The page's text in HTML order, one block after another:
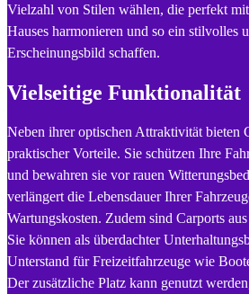
Vielzahl von Stilen wählen, die perfekt
Hauses harmonieren und so ein stilvolles
Erscheinungsbild schaffen.
Vielseitige Funktionalität
Neben ihrer optischen Attraktivität bieten
praktischer Vorteile. Sie schützen Ihre
und bewahren sie vor rauen
verlängert die Lebensdauer Ihrer
Wartungskosten. Zudem sind Carports
Sie können als überdachter
Unterstand für Freizeitfahrzeuge wie
Der zusätzliche Platz kann genutzt